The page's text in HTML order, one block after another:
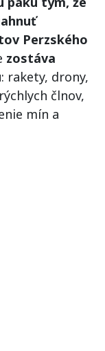
Perzského
zostáva
: rakety, drony,
člnov,
mín a